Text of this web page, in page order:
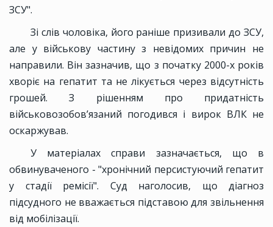
ЗСУ".
Зі слів чоловіка, його раніше призивали до ЗСУ,
але у військову частину з невідомих причин не
направили. Він зазначив, що з початку 2000-х років
хворіє на гепатит та не лікується через відсутність
грошей. З рішенням про придатність
військовозобов’язаний погодився і вирок ВЛК не
оскаржував.
У матеріалах справи зазначається, що в
обвинуваченого - "хронічний персистуючий гепатит
у стадії ремісії". Суд наголосив, що діагноз
підсудного не вважається підставою для звільнення
від мобілізації.